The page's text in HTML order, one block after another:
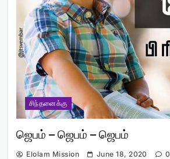
சிந்தனைக்கு
ஜெபம் – ஜெபம் – ஜெபம்
Elolam Mission June 18, 2020 0